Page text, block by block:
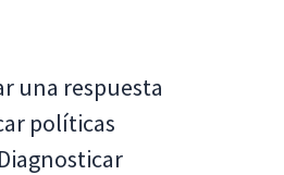
una respuesta
políticas